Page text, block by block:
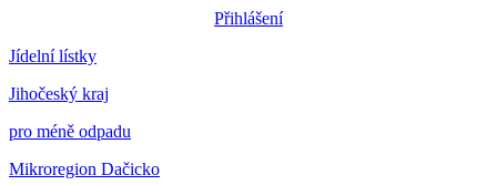
Přihlášení
Jídelní lístky
Jihočeský kraj
pro méně odpadu
Mikroregion Dačicko